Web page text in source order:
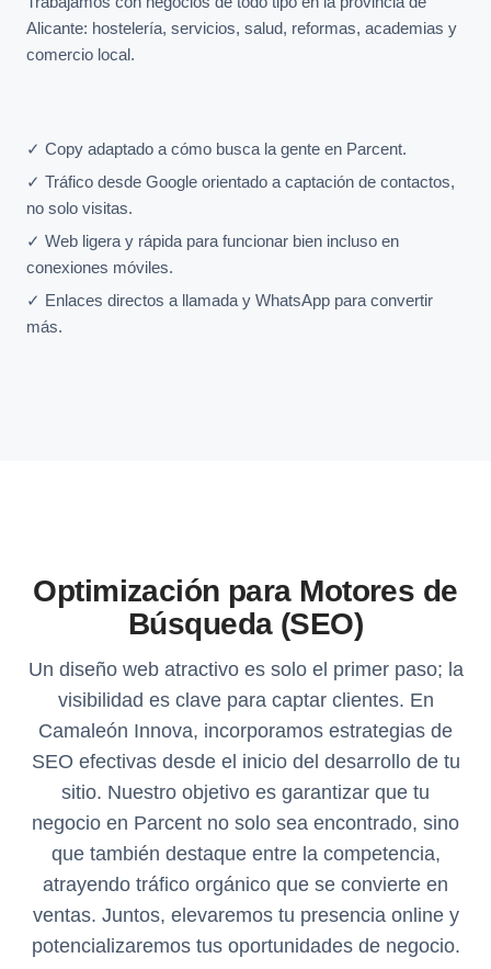
Alicante: hostelería, servicios, salud, reformas, academias y
comercio local.
✓ Copy adaptado a cómo busca la gente en Parcent.
✓ Tráfico desde Google orientado a captación de contactos,
no solo visitas.
✓ Web ligera y rápida para funcionar bien incluso en
conexiones móviles.
✓ Enlaces directos a llamada y WhatsApp para convertir
más.
Optimización para Motores de
Búsqueda (SEO)
Un diseño web atractivo es solo el primer paso; la
visibilidad es clave para captar clientes. En
Camaleón Innova, incorporamos estrategias de
SEO efectivas desde el inicio del desarrollo de tu
sitio. Nuestro objetivo es garantizar que tu
negocio en Parcent no solo sea encontrado, sino
que también destaque entre la competencia,
atrayendo tráfico orgánico que se convierte en
ventas. Juntos, elevaremos tu presencia online y
potencializaremos tus oportunidades de negocio.